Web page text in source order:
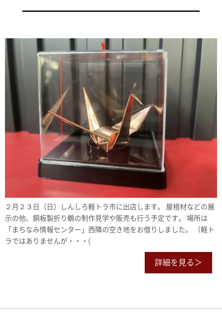
２月２３日（日）しんしろ軽トラ市に出店します。 屋根材などの展
示の他、銅板製折り鶴の制作見学や販売も行う予定です。 場所は
「まちなみ情報センター」西隣の空き地をお借りしました。 （軽ト
ラではありませんが・・・(
詳細を見る＞